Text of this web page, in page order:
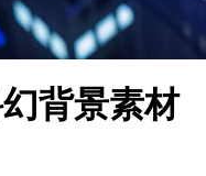
背景素材